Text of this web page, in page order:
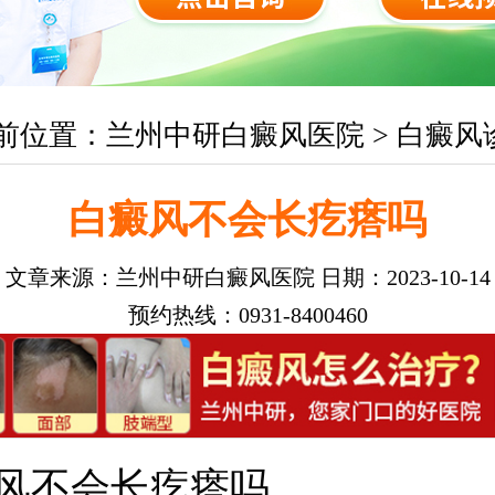
位置： 兰州中研白癜风医院 > 白癜风
白癜风不会长疙瘩吗
文章来源： 兰州中研白癜风医院日期：2023-10-14
预约热线：0931-8400460